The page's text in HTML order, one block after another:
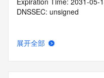
DNSSEC: unsigned
展开全部